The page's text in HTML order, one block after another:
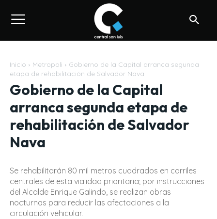
Inicio Metropoli
Gobierno de la Capital arranca segunda
etapa de rehabilitación de Salvador Nava
Gobierno de la Capital
arranca segunda etapa de
rehabilitación de Salvador
Nava
Se rehabilitarán 80 mil metros cuadrados en carriles
centrales de esta vialidad prioritaria; por instrucciones
del Alcalde Enrique Galindo, se realizan obras
nocturnas para reducir las afectaciones a la
circulación vehicular.